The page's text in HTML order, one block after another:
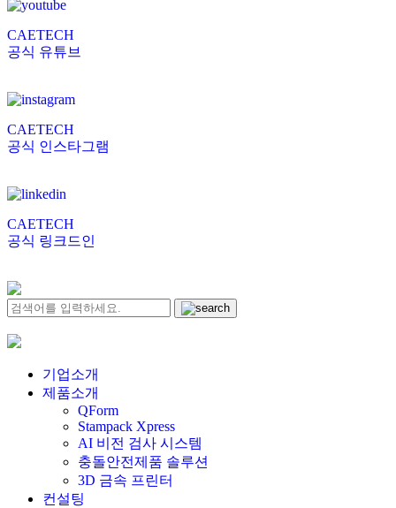
CAETECH
공식 유튜브
CAETECH
공식 인스타그램
CAETECH
공식 링크드인
기업소개
제품소개
QForm
Stampack Xpress
AI 비전 검사 시스템
충돌안전제품 솔루션
3D 금속 프린터
컨설팅